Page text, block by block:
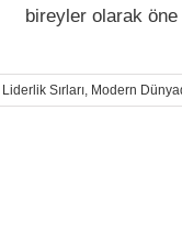
bireyler olarak öne
Liderlik Sırları, Modern